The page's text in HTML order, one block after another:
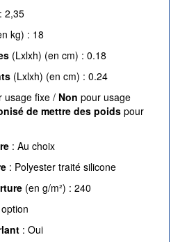
2,35
kg) : 18
(Lxlxh) (en cm) : 0.18
(Lxlxh) (en cm) : 0.24
usage fixe / Non pour usage
de mettre des poids pour
: Au choix
: Polyester traité silicone
(en g/m²) : 240
: Oui